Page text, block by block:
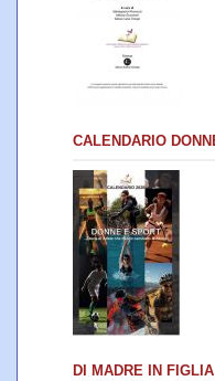
CALENDARIO
DI MADRE IN FIGLIA